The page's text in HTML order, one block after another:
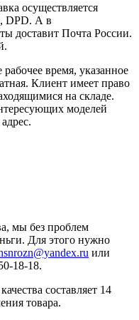
осуществляется
DPD. А в
доставит Почта России.
время, указанное
Клиент имеет право
на складе.
моделей
мы без проблем
Для этого нужно
или
18-18.
составляет 14
товара.